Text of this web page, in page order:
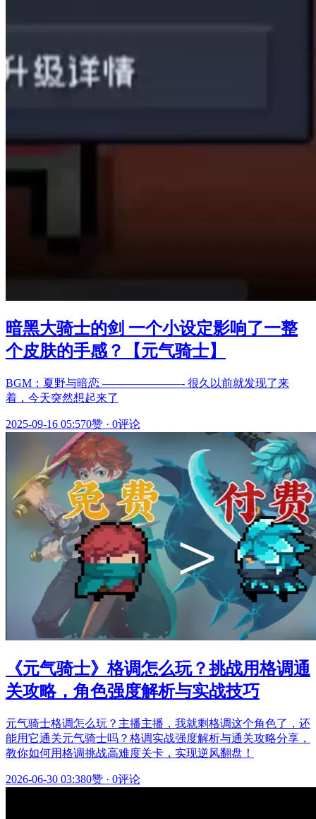
暗黑大骑士的剑 一个小设定影响了一整
个皮肤的手感？【元气骑士】
BGM：夏野与暗恋 ———————- 很久以前就发现了来
着，今天突然想起来了
2025-09-16 05:570赞 · 0评论
《元气骑士》格调怎么玩？挑战用格调通
关攻略，角色强度解析与实战技巧
元气骑士格调怎么玩？主播主播，我就剩格调这个角色了，还
能用它通关元气骑士吗？格调实战强度解析与通关攻略分享，
教你如何用格调挑战高难度关卡，实现逆风翻盘！
2026-06-30 03:380赞 · 0评论